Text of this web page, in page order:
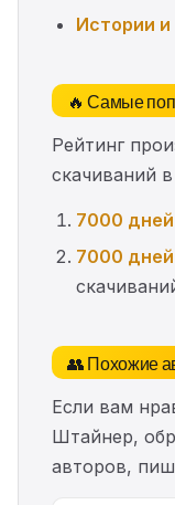
Истории
🔥 Самые
Рейтинг
скачиваний
7000
7000
👥 Похожие
Если вам
Штайнер,
авторов,